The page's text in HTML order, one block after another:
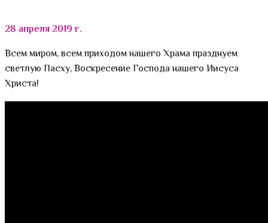
28 апреля 2019 г.
Всем миром, всем приходом нашего Храма празднуем
светлую Пасху, Воскресение Господа нашего Иисуса
Христа!